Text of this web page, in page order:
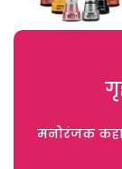
मनोरंजक